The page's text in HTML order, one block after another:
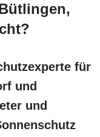
für
und
und